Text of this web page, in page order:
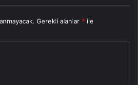
Gerekli alanlar * ile